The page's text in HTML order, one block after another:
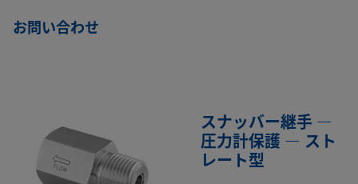
お問い合わせ
スナッバー継手 —
圧力計保護 — スト
レート型